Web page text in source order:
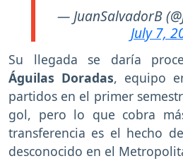
— JuanSalvadorB
July 7,
Su llegada se daría
Águilas Doradas, equipo
partidos en el primer
gol, pero lo que cobra
transferencia es el hecho
desconocido en el